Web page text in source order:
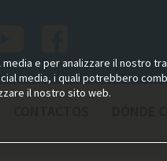
e per analizzare il nostro
media, i quali potrebbero
il nostro sito web.